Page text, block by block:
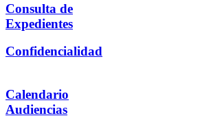
Consulta de
Expedientes
Confidencialidad
Calendario
Audiencias